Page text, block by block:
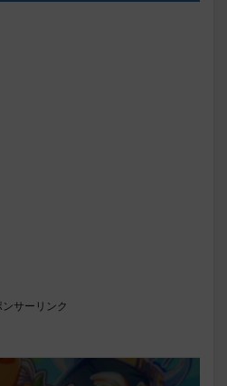
ンサーリンク